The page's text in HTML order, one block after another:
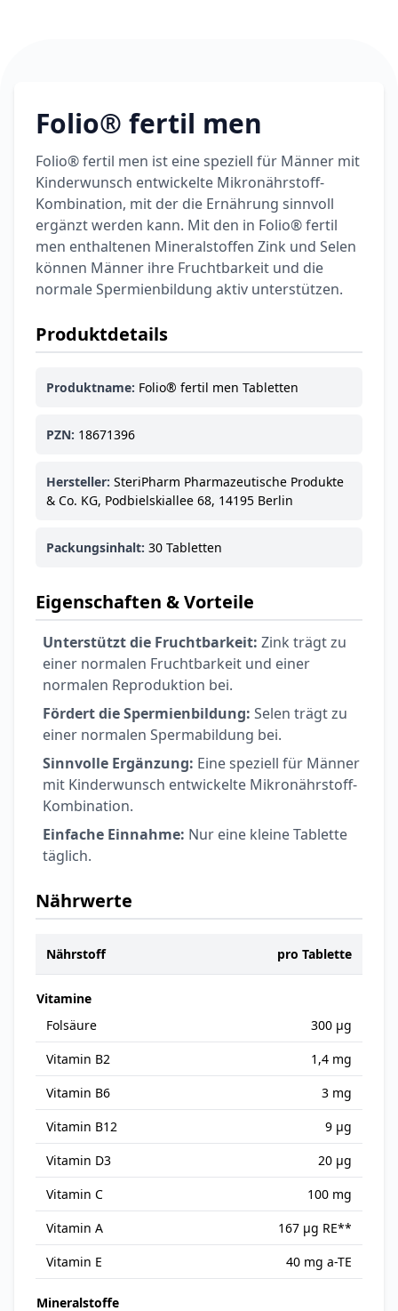
Dexeryl
Pflegecreme für
die ganze Familie
5,91 € 6,35 € -7%
BEAUTY & PFLEGE
Linola Forte
Shampoo für
juckende, trockene
oder zu
Schuppenflechte
12,28 € 16,37 € -25%
ARZNEIMITTEL & GESUNDHEIT
Vagisan Milchsäure
pH-Wert-
Stabilisierung
12,89 € 17,47 €
OHROPAX® Classic
Alkoholtupfer,
100 Stück
3,75 € 4,29 € -13%
Lefax® extra
7,69 €
8,09 € -5%
ARZNEIMITTEL & GESUNDHEIT
Hametum
Hämorrhoidensalbe:
Bei Hämorrhoiden
& Juckreiz
12,04 € 12,95 € -7%
Nach Marke kaufen
Folio® fertil men
Folio® fertil men ist eine speziell für Männer mit
Kinderwunsch entwickelte Mikronährstoff-
Kombination, mit der die Ernährung sinnvoll
ergänzt werden kann. Mit den in Folio® fertil
men enthaltenen Mineralstoffen Zink und Selen
können Männer ihre Fruchtbarkeit und die
normale Spermienbildung aktiv unterstützen.
Produktdetails
Produktname: Folio® fertil men Tabletten
PZN: 18671396
Hersteller: SteriPharm Pharmazeutische Produkte
& Co. KG, Podbielskiallee 68, 14195 Berlin
Packungsinhalt: 30 Tabletten
Eigenschaften & Vorteile
Unterstützt die Fruchtbarkeit: Zink trägt zu
einer normalen Fruchtbarkeit und einer
normalen Reproduktion bei.
Fördert die Spermienbildung: Selen trägt zu
einer normalen Spermabildung bei.
Sinnvolle Ergänzung: Eine speziell für Männer
mit Kinderwunsch entwickelte Mikronährstoff-
Kombination.
Einfache Einnahme: Nur eine kleine Tablette
täglich.
Nährwerte
Nährstoff pro Tablette
Vitamine
Folsäure
300 µg
Vitamin B2
1,4 mg
Vitamin B6
3 mg
Vitamin B12
9 µg
Vitamin D3
20 µg
Vitamin C
100 mg
Vitamin A
167 µg RE**
Vitamin E
40 mg a-TE
Mineralstoffe